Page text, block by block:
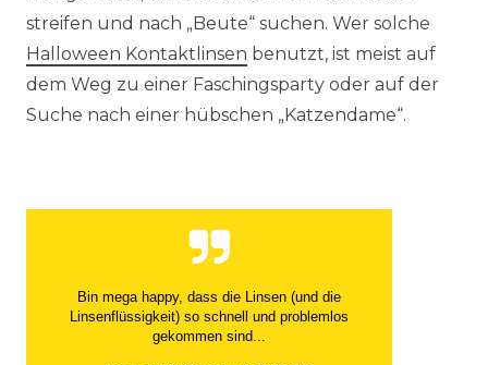
streifen und nach „Beute“ suchen. Wer solche
Halloween Kontaktlinsen benutzt, ist meist auf
dem Weg zu einer Faschingsparty oder auf der
Suche nach einer hübschen „Katzendame“.
Bin mega happy, dass die Linsen (und die
Linsenflüssigkeit) so schnell und problemlos
gekommen sind...